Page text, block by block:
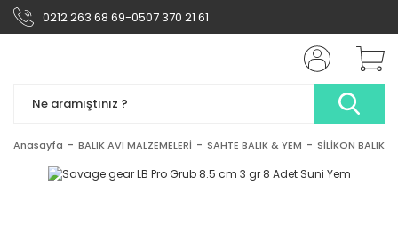
0212 263 68 69-0507 370 21 61
Anasayfa BALIK AVI MALZEMELERİ SAHTE BALIK & YEM SİLİKON BALIK